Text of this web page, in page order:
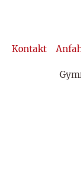
Kontakt